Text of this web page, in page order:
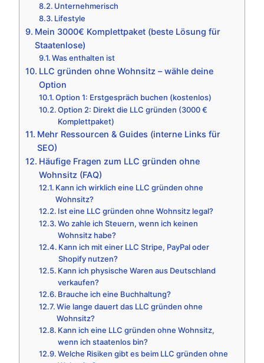
Unternehmerisch
Lifestyle
Mein 3000€ Komplettpaket (beste Lösung für
Staatenlose)
Was enthalten ist
LLC gründen ohne Wohnsitz – wähle deine
Option
Option 1: Erstgespräch buchen (kostenlos)
Option 2: Direkt die LLC gründen (3000 €
Komplettpaket)
Mehr Ressourcen & Guides (interne Links für
SEO)
Häufige Fragen zum LLC gründen ohne
Wohnsitz (FAQ)
Kann ich wirklich eine LLC gründen ohne
Wohnsitz?
Ist eine LLC gründen ohne Wohnsitz legal?
Wo zahle ich Steuern, wenn ich keinen
Wohnsitz habe?
Kann ich mit einer LLC Stripe, PayPal oder
Shopify nutzen?
Kann ich physische Waren aus Deutschland
verkaufen?
Brauche ich eine Buchhaltung?
Wie lange dauert das LLC gründen ohne
Wohnsitz?
Kann ich eine LLC gründen ohne Wohnsitz,
wenn ich staatenlos bin?
Welche Risiken gibt es beim LLC gründen ohne